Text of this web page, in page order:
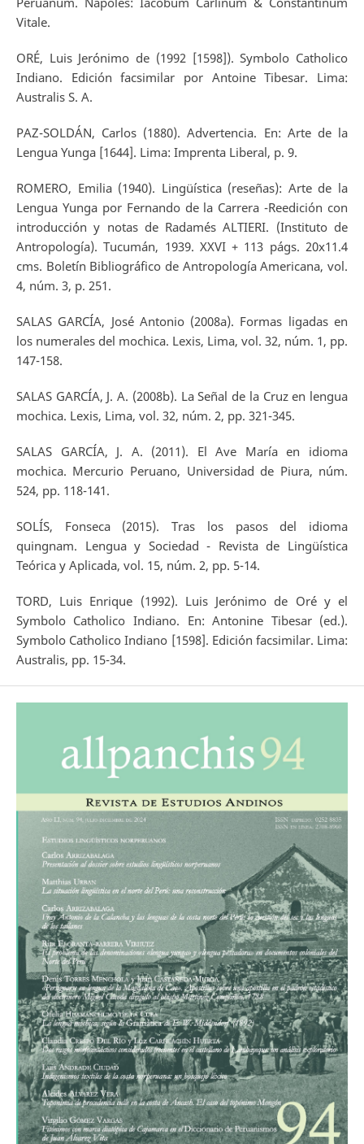
Vitale.
ORÉ, Luis Jerónimo de (1992 [1598]). Symbolo Catholico
Indiano. Edición facsimilar por Antoine Tibesar. Lima:
Australis S. A.
PAZ-SOLDÁN, Carlos (1880). Advertencia. En: Arte de la
Lengua Yunga [1644]. Lima: Imprenta Liberal, p. 9.
ROMERO, Emilia (1940). Lingüística (reseñas): Arte de la
Lengua Yunga por Fernando de la Carrera -Reedición con
introducción y notas de Radamés ALTIERI. (Instituto de
Antropología). Tucumán, 1939. XXVI + 113 págs. 20x11.4
cms. Boletín Bibliográfico de Antropología Americana, vol.
4, núm. 3, p. 251.
SALAS GARCÍA, José Antonio (2008a). Formas ligadas en
los numerales del mochica. Lexis, Lima, vol. 32, núm. 1, pp.
147-158.
SALAS GARCÍA, J. A. (2008b). La Señal de la Cruz en lengua
mochica. Lexis, Lima, vol. 32, núm. 2, pp. 321-345.
SALAS GARCÍA, J. A. (2011). El Ave María en idioma
mochica. Mercurio Peruano, Universidad de Piura, núm.
524, pp. 118-141.
SOLÍS, Fonseca (2015). Tras los pasos del idioma
quingnam. Lengua y Sociedad - Revista de Lingüística
Teórica y Aplicada, vol. 15, núm. 2, pp. 5-14.
TORD, Luis Enrique (1992). Luis Jerónimo de Oré y el
Symbolo Catholico Indiano. En: Antonine Tibesar (ed.).
Symbolo Catholico Indiano [1598]. Edición facsimilar. Lima:
Australis, pp. 15-34.